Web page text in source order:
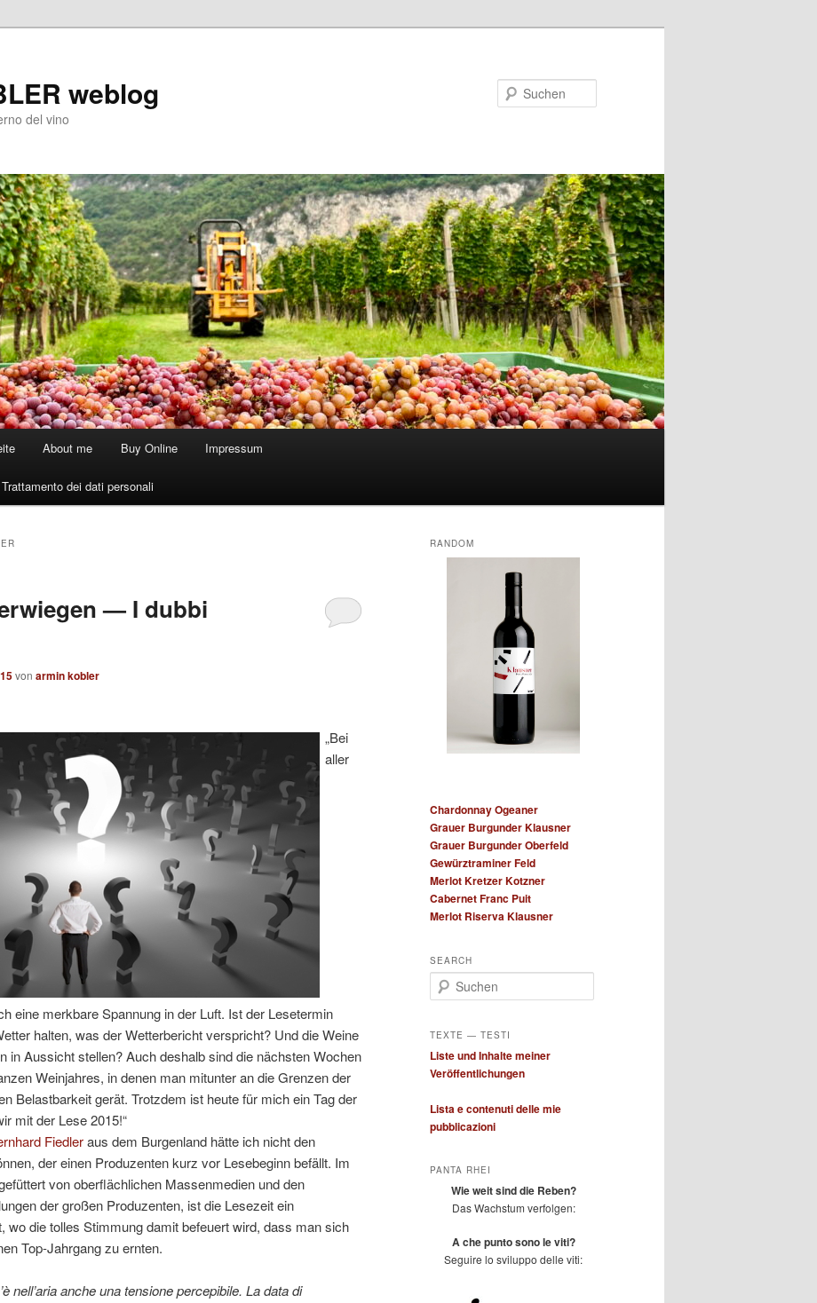
weblog
del vino
About me Buy Online Impressum
dei dati personali
— I dubbi
von armin kobler
„Bei
aller
eine merkbare Spannung in der Luft. Ist der Lesetermin
halten, was der Wetterbericht verspricht? Und die Weine
in Aussicht stellen? Auch deshalb sind die nächsten Wochen
Weinjahres, in denen man mitunter an die Grenzen der
Belastbarkeit gerät. Trotzdem ist heute für mich ein Tag der
mit der Lese 2015!“
Fiedleraus dem Burgenland hätte ich nicht den
der einen Produzenten kurz vor Lesebeginn befällt. Im
von oberflächlichen Massenmedien und den
der großen Produzenten, ist die Lesezeit ein
wo die tolles Stimmung damit befeuert wird, dass man sich
Top-Jahrgang zu ernten.
nell’aria anche una tensione percepibile. La data di
RANDOM
Chardonnay Ogeaner
Grauer Burgunder Klausner
Grauer Burgunder Oberfeld
Gewürztraminer Feld
Merlot Kretzer Kotzner
Cabernet Franc Puit
Merlot Riserva Klausner
SEARCH
u
h
n
TEXTE — TESTI
Liste und Inhalte meiner
Veröffentlichungen
Lista e contenuti delle mie
pubblicazioni
PANTA RHEI
Wie weit sind die Reben?
Das Wachstum verfolgen:
A che punto sono le viti?
Seguire lo sviluppo delle viti: